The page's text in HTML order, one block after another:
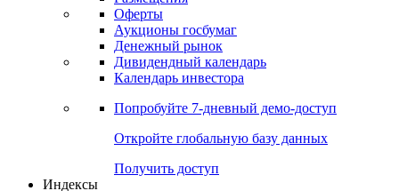
Календарь
Календарь событий
Дефолты
Размещения
Оферты
Денежный рынок
Календарь инвестора
Попробуйте7-дневный